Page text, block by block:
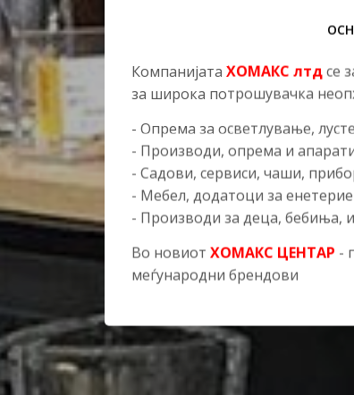
Компанијата ХОМАКС лтдсе
за широка потрошувачка
- Опрема за осветлување,
- Производи, опрема и
- Садови, сервиси, чаши,
- Мебел, додатоци за
- Производи за деца, бебиња,
Во новиот ХОМАКС ЦЕНТАР -
меѓународни брендови